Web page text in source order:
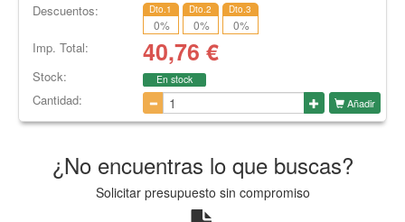
Descuentos:
Dto.1
0%
Dto.2
0%
Dto.3
0%
Imp. Total: 40,76 €
Stock: En stock
Cantidad: Añadir
¿No encuentras lo que buscas?
Solicitar presupuesto sin compromiso